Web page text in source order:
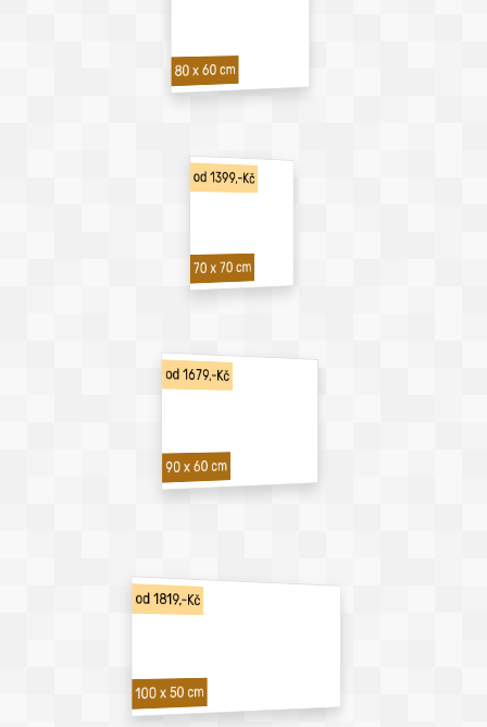
80 x 60 cm
od 1399,-Kč
70 x 70 cm
od 1679,-Kč
90 x 60 cm
od 1819,-Kč
100 x 50 cm